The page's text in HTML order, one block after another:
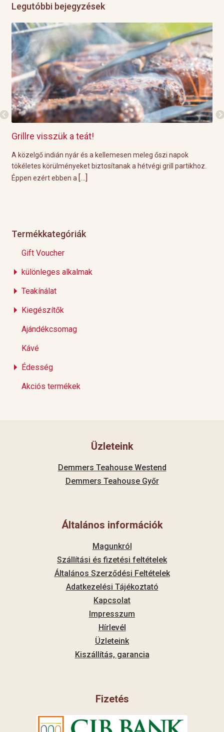
Legutóbbi bejegyzések
partikhoz.
Green Tea Raspberry Paloma
A paloma egy nagyon egyszerű ital, amely mindössze
összetevőből áll: tequila, friss lime-lé és grapefruit
nem ússza meg ilyen
Termékkategóriák
Gift Voucher
különleges alkalmak
Teakínálat
Kiegészítők
Ajándékcsomag
Kávé
Édesség
Akciós termékek
Üzleteink
Demmers Teahouse Westend
Demmers Teahouse Győr
Általános információk
Magunkról
Szállítási és fizetési feltételek
Általános Szerződési Feltételek
Adatkezelési Tájékoztató
Kapcsolat
Impresszum
Hírlevél
Üzleteink
Kiszállítás, garancia
Fizetés